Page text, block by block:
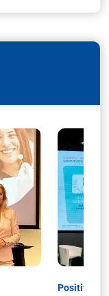
Positive